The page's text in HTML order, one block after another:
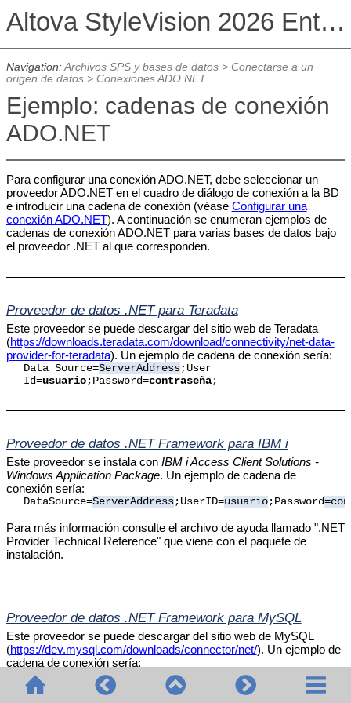
Altova StyleVision 2026 Enterprise Edition
Navigation:Archivos SPS y bases de datos> Conectarse a un
origen de datos> Conexiones ADO.NET
Ejemplo: cadenas de conexión
ADO.NET
Para configurar una conexión ADO.NET, debe seleccionar un
proveedor ADO.NET en el cuadro de diálogo de conexión a la BD
e introducir una cadena de conexión (véase Configurar una
conexión ADO.NET). A continuación se enumeran ejemplos de
cadenas de conexión ADO.NET para varias bases de datos bajo
el proveedor .NET al que corresponden.
Proveedor de datos .NET para Teradata
Este proveedor se puede descargar del sitio web de Teradata
(https://downloads.teradata.com/download/connectivity/net-data-
provider-for-teradata). Un ejemplo de cadena de conexión sería:
Data Source=ServerAddress ;User
Id=usuario ;Password=contraseña ;
Proveedor de datos .NET Framework para IBM i
Este proveedor se instala con IBM i Access Client Solutions -
Windows Application Package. Un ejemplo de cadena de
conexión sería:
DataSource=ServerAddress ;UserID=usuario ;Password
Para más información consulte el archivo de ayuda llamado ".NET
Provider Technical Reference" que viene con el paquete de
instalación.
Proveedor de datos .NET Framework para MySQL
Este proveedor se puede descargar del sitio web de MySQL
(https://dev.mysql.com/downloads/connector/net/). Un ejemplo de
cadena de conexión sería:
Server= 127.0.0.1 root;Pwd= 12345;Database=test